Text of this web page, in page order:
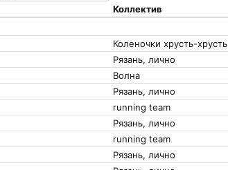
Коллектив
Коленочки хрусть-хрусть
Рязань, лично
Волна
Рязань, лично
running team
Рязань, лично
running team
Рязань, лично